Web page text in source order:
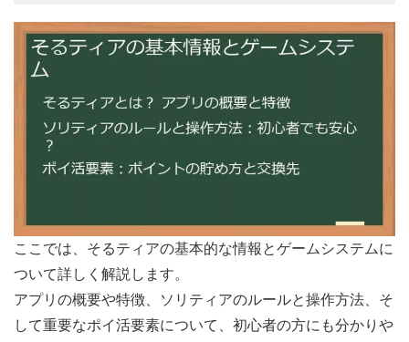
ここでは、そるティアの基本的な情報とゲームシステムに
ついて詳しく解説します。
アプリの概要や特徴、ソリティアのルールと操作方法、そ
して重要なポイ活要素について、初心者の方にも分かりや